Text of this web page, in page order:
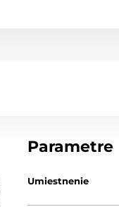
Parametre
Umiestnenie